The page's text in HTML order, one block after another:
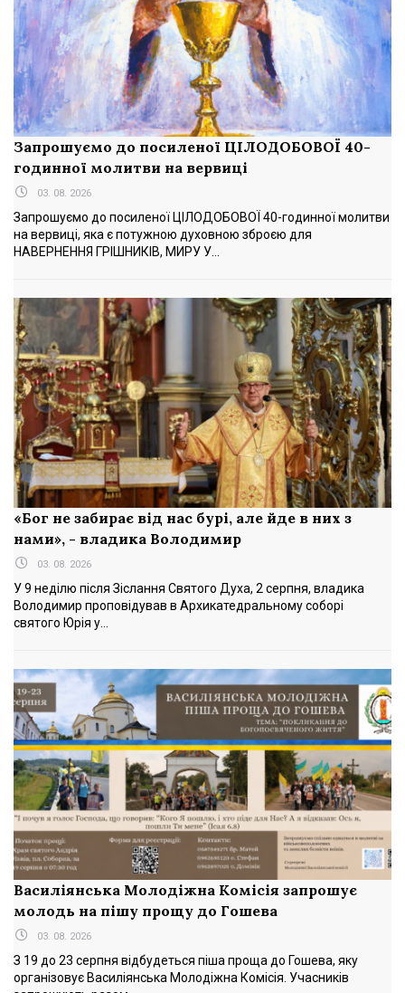
Запрошуємо до посиленої ЦІЛОДОБОВОЇ 40-
годинної молитви на вервиці
03. 08. 2026
Запрошуємо до посиленої ЦІЛОДОБОВОЇ 40-годинної молитви
на вервиці, яка є потужною духовною зброєю для
НАВЕРНЕННЯ ГРІШНИКІВ, МИРУ У...
«Бог не забирає від нас бурі, але йде в них з
нами», - владика Володимир
03. 08. 2026
У 9 неділю після Зіслання Святого Духа, 2 серпня, владика
Володимир проповідував в Архикатедральному соборі
святого Юрія у...
Василіянська Молодіжна Комісія запрошує
молодь на пішу прощу до Гошева
03. 08. 2026
З 19 до 23 серпня відбудеться піша проща до Гошева, яку
організовує Василіянська Молодіжна Комісія. Учасників